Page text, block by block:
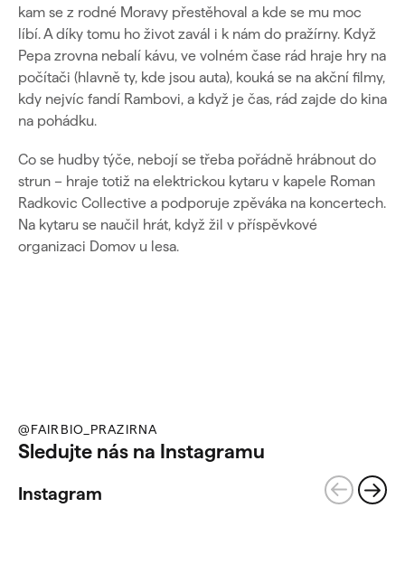
kam se z rodné Moravy přestěhoval a kde se mu moc
líbí. A díky tomu ho život zavál i k nám do pražírny. Když
Pepa zrovna nebalí kávu, ve volném čase rád hraje hry na
počítači (hlavně ty, kde jsou auta), kouká se na akční filmy,
kdy nejvíc fandí Rambovi, a když je čas, rád zajde do kina
na pohádku.
Co se hudby týče, nebojí se třeba pořádně hrábnout do
strun – hraje totiž na elektrickou kytaru v kapele Roman
Radkovic Collective a podporuje zpěváka na koncertech.
Na kytaru se naučil hrát, když žil v příspěvkové
organizaci Domov u lesa.
@FAIRBIO_PRAZIRNA
Sledujte nás na Instagramu
Instagram